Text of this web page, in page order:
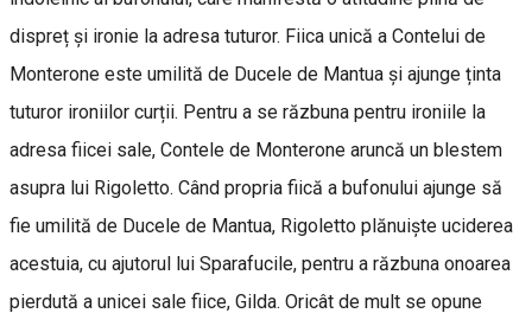
dispreț și ironie la adresa tuturor. Fiica unică a Contelui de
Monterone este umilită de Ducele de Mantua și ajunge ținta
tuturor ironiilor curții. Pentru a se răzbuna pentru ironiile la
adresa fiicei sale, Contele de Monterone aruncă un blestem
asupra lui Rigoletto. Când propria fiică a bufonului ajunge să
fie umilită de Ducele de Mantua, Rigoletto plănuiște uciderea
acestuia, cu ajutorul lui Sparafucile, pentru a răzbuna onoarea
pierdută a unicei sale fiice, Gilda. Oricât de mult se opune